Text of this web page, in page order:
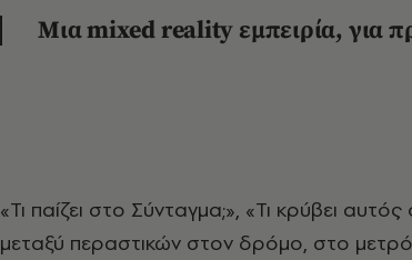
Μια mixed reality εμπειρία, για
«Τι παίζει στο Σύνταγμα;», «Τι κρύβει αυτός ο μυστηριώδης θόλος;». Συζητήσεις
μεταξύ περαστικών στον δρόμο, στο